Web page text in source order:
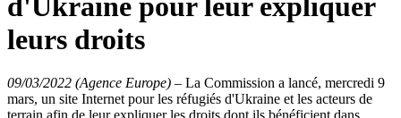
leurs droits
09/03/2022 (Agence Europe) – La Commission a lancé, mercredi 9
mars, un site Internet pour les réfugiés d'Ukraine et les acteurs de
terrain afin de leur expliquer les droits dont ils bénéficient dans